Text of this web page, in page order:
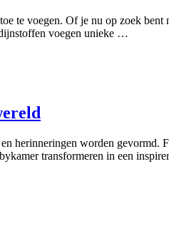
te voegen. Of je nu op zoek
voegen unieke …
herinneringen worden
transformeren in een